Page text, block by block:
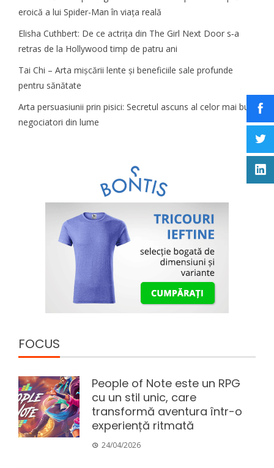
eroică a lui Spider-Man în viața reală
Elisha Cuthbert: De ce actrița din The Girl Next Door s‑a
retras de la Hollywood timp de patru ani
Tai Chi – Arta mișcării lente și beneficiile sale profunde
pentru sănătate
Arta persuasiunii prin pisici: Secretul ascuns al celor mai buni
negociatori din lume
FOCUS
People of Note este un RPG
cu un stil unic, care
transformă aventura într-o
experiență ritmată
24/04/2026